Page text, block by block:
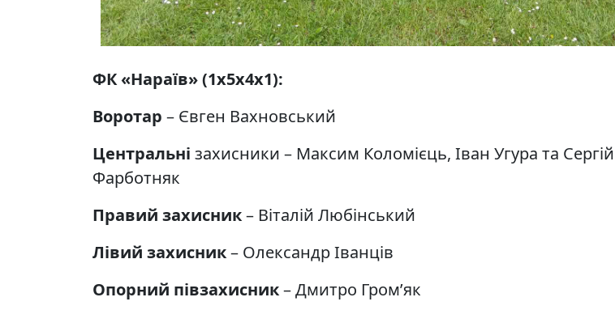
ФК «Нараїв» (1х5х4х1):
Воротар – Євген Вахновський
Центральні захисники – Максим Коломієць, Іван Угура та Сергій
Фарботняк
Правий захисник– Віталій Любінський
Лівий захисник– Олександр Іванців
Опорний півзахисник– Дмитро Гром’як